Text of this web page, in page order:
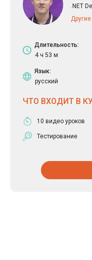
Организовывать
и на .NET, и JS клиенте.
Понимать принципы
.NET
Длительность:
4 ч 53 м
Язык:
русский
ЧТО ВХОДИТ В
10 видео уроков
Тестирование